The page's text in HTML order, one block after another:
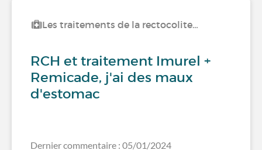
Les traitements de la rectocolite…
RCH et traitement Imurel +
Remicade, j'ai des maux
d'estomac
Dernier commentaire : 05/01/2024